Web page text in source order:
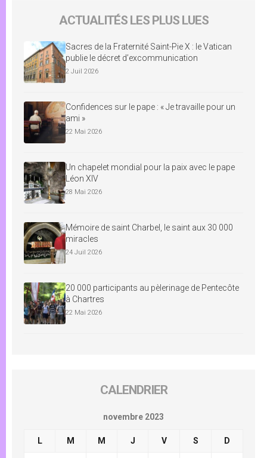
ACTUALITÉS LES PLUS LUES
Sacres de la Fraternité Saint-Pie X : le Vatican
publie le décret d’excommunication
2 Juil 2026
Confidences sur le pape : « Je travaille pour un
ami »
22 Mai 2026
Un chapelet mondial pour la paix avec le pape
Léon XIV
28 Mai 2026
Mémoire de saint Charbel, le saint aux 30 000
miracles
24 Juil 2026
20 000 participants au pèlerinage de Pentecôte
à Chartres
22 Mai 2026
CALENDRIER
novembre 2023
L M M J V S D